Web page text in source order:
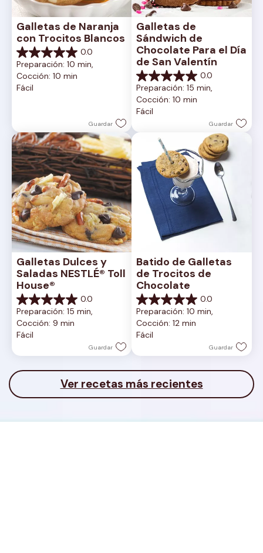
Galletas de Naranja
con Trocitos Blancos
0.0
0.0
de
5
estrellas.
Preparación: 10 min,
Cocción: 10 min
Fácil
Guardar
Galletas de
Sándwich de
Chocolate Para el Día
de San Valentín
0.0
0.0
de
5
estrellas.
Preparación: 15 min,
Cocción: 10 min
Fácil
Guardar
Galletas Dulces y
Saladas NESTLÉ® Toll
House®
0.0
0.0
de
5
estrellas.
Preparación: 15 min,
Cocción: 9 min
Fácil
Guardar
Batido de Galletas
de Trocitos de
Chocolate
0.0
0.0
de
5
estrellas.
Preparación: 10 min,
Cocción: 12 min
Fácil
Guardar
Ver recetas más recientes